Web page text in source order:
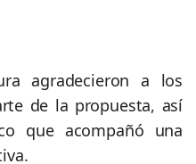
agradecieron a los
de la propuesta, así
que acompañó una